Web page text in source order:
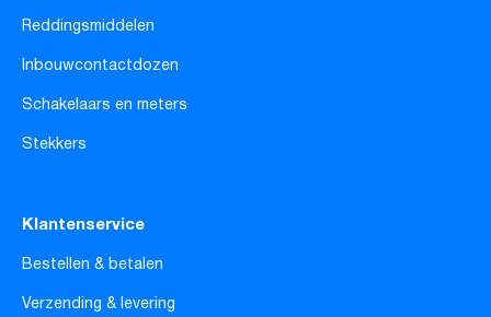
Reddingsmiddelen
Inbouwcontactdozen
Schakelaars en meters
Stekkers
Klantenservice
Bestellen & betalen
Verzending & levering